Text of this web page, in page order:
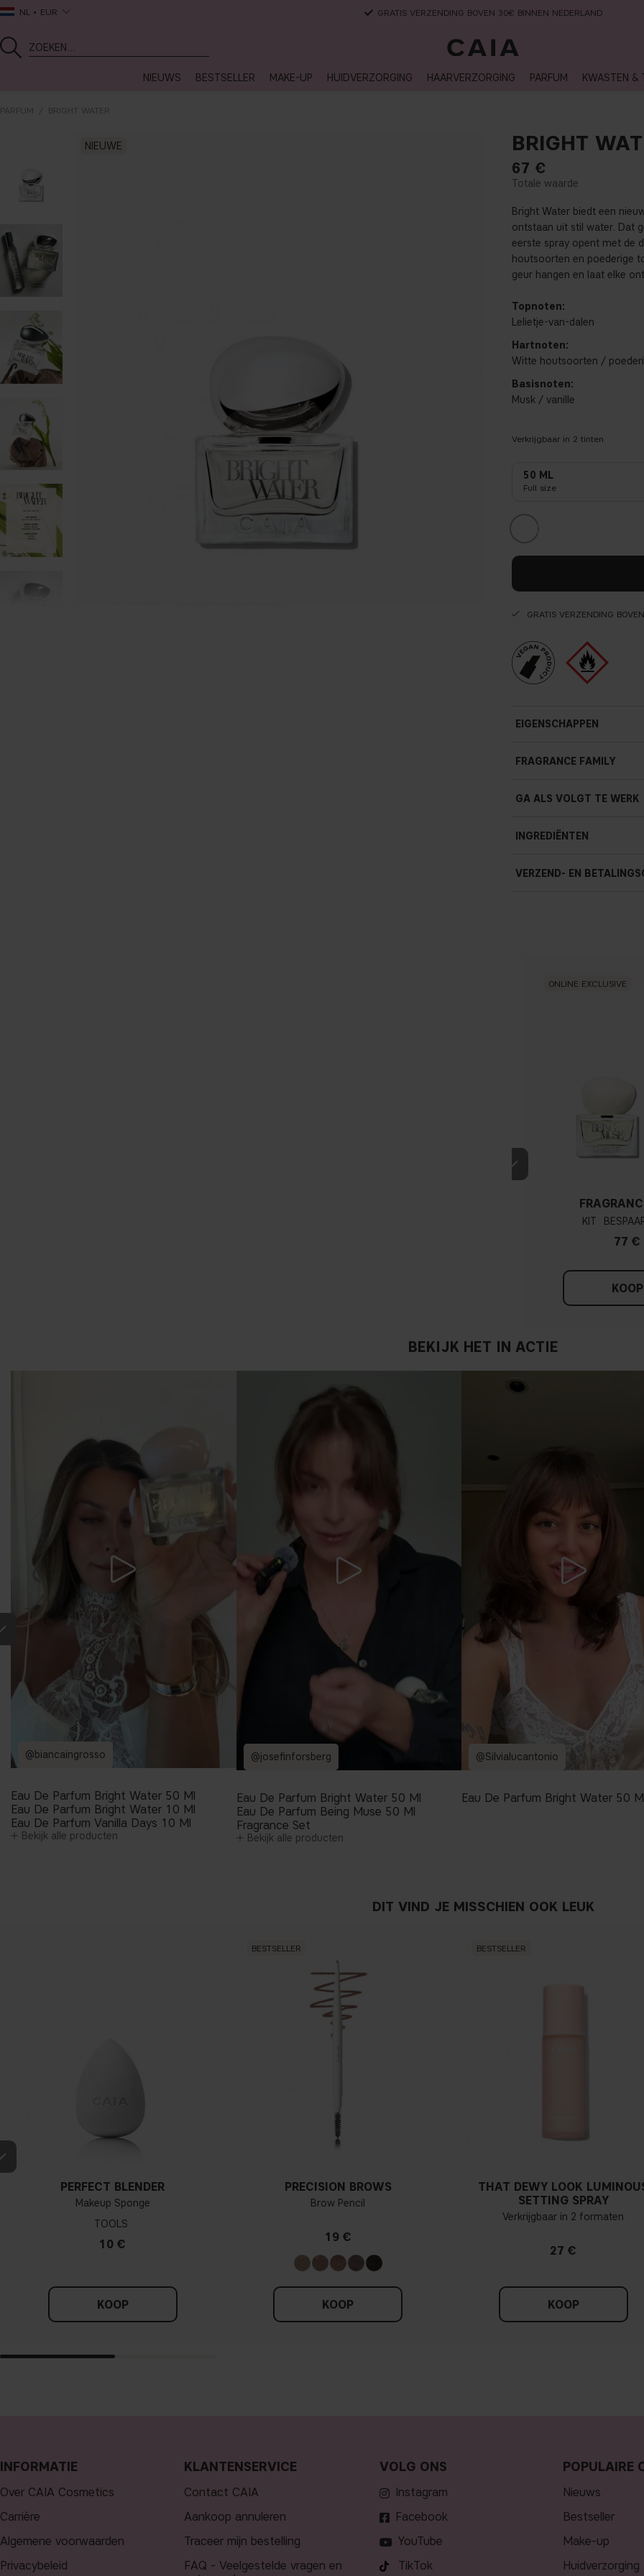
NL EUR LEVERTIJD: 3-5 WERKDAGEN
NIEUWS BESTSELLER MAKE-UP HUIDVERZORGING HAARVERZORGING PARFUM KWASTEN &
PARFUM BRIGHT WATER
NIEUWE BRIGHT
67 €
Bright Water biedt een
ontstaan uit stil water. Dat
eerste spray opent met de
houtsoorten en poederige
geur hangen en laat elke
Topnoten:
Lelietje-van-dalen
Hartnoten:
Witte houtsoorten /
Basisnoten:
Musk / vanille
Verkrijgbaar in 2 tinten
50 ML
Full size
GRATIS VERZENDING
EIGENSCHAPPEN
FRAGRANCE FAMILY
GA ALS VOLGT TE WERK
INGREDIËNTEN
VERZEND- EN
ONLINE EXCLUSIVE
KIT
77 €
KOOP
BEKIJK HET IN ACTIE
@biancaingrosso
Eau De Parfum Bright Water 50 Ml
Eau De Parfum Bright Water 10 Ml
Eau De Parfum Vanilla Days 10 Ml
Bekijk alle producten
@josefinforsberg
Eau De Parfum Bright Water 50 Ml
Eau De Parfum Being Muse 50 Ml
Fragrance Set
Bekijk alle producten
@Silvialucantonio
Eau De Parfum Bright Water 50
DIT VIND JE MISSCHIEN OOK LEUK
PERFECT BLENDER
Makeup Sponge
TOOLS
10 €
KOOP
BESTSELLER
PRECISION BROWS
Brow Pencil
19 €
KOOP
BESTSELLER
THAT DEWY LOOK
SETTING SPRAY
Verkrijgbaar in 2 formaten
27 €
KOOP
INFORMATIE
Over CAIA Cosmetics
Carrière
Algemene voorwaarden
Privacybeleid
KLANTENSERVICE
Contact CAIA
Aankoop annuleren
Traceer mijn bestelling
FAQ - Veelgestelde vragen en
VOLG ONS
Instagram
Facebook
YouTube
TikTok
POPULAIRE
nieuws
bestseller
make-up
huidverzorging